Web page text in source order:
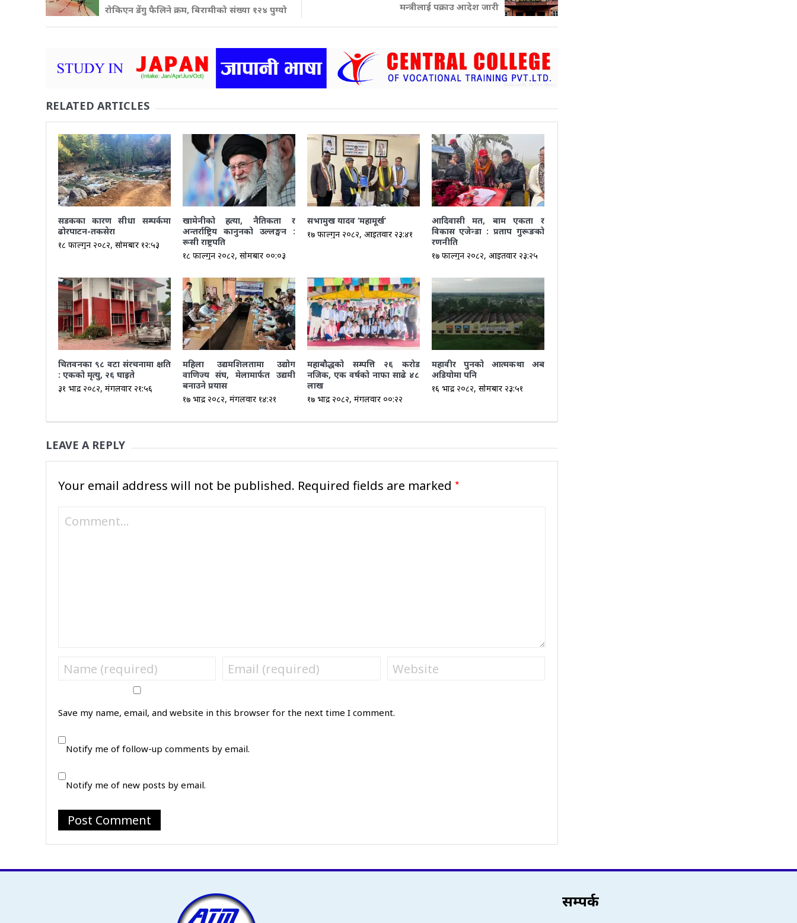
रोकिएन डेंगु फैलिने क्रम, बिरामीको संख्या १२४ पुग्यो
मन्त्रीलाई पक्राउ आदेश जारी
RELATED ARTICLES
सडकका कारण सीधा सम्पर्कमा
ढोरपाटन-तकसेरा
१८ फाल्गुन २०८२, सोमबार १२:५३
खामेनीको हत्या, नैतिकता र
अन्तर्राष्ट्रिय कानुनको उल्लङ्घन :
रूसी राष्ट्रपति
१८ फाल्गुन २०८२, सोमबार ००:०३
सभामुख यादव ‘महामूर्ख’
१७ फाल्गुन २०८२, आईतवार २३:४१
आदिवासी मत, बाम एकता र
विकास एजेन्डा : प्रताप गुरूङको
रणनीति
१७ फाल्गुन २०८२, आईतवार २३:२५
चितवनका ९८ वटा संरचनामा क्षति
: एकको मृत्यु, २६ घाइते
३१ भाद्र २०८२, मंगलवार २१:५६
महिला उद्यमशिलतामा उद्योग
वाणिज्य संघ, मेलामार्फत उद्यमी
बनाउने प्रयास
१७ भाद्र २०८२, मंगलवार १४:२१
महाबौद्धको सम्पत्ति २६ करोड
नजिक, एक वर्षको नाफा साढे ४८
लाख
१७ भाद्र २०८२, मंगलवार ००:२२
महावीर पुनको आत्मकथा अब
अडियोमा पनि
१६ भाद्र २०८२, सोमबार २३:५१
LEAVE A REPLY
Your email address will not be published. Required fields are marked *
Save my name, email, and website in this browser for the next time I comment.
Notify me of follow-up comments by email.
Notify me of new posts by email.
सम्पर्क